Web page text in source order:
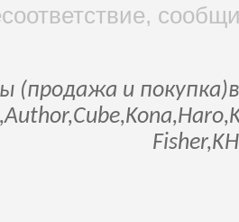
(продажа и